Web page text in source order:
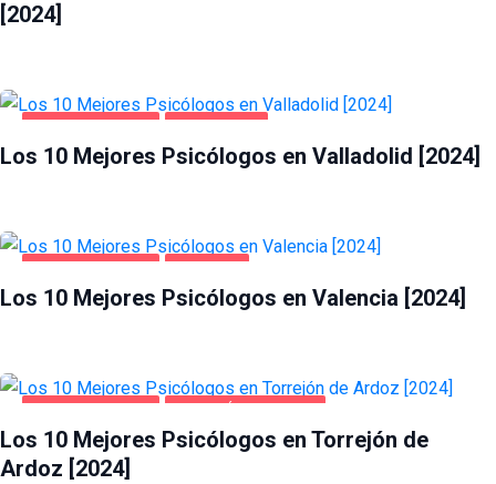
[2024]
Los 10 Mejores Psicólogos en Valladolid [2024]
Los 10 Mejores Psicólogos en Valencia [2024]
Los 10 Mejores Psicólogos en Torrejón de
Ardoz [2024]